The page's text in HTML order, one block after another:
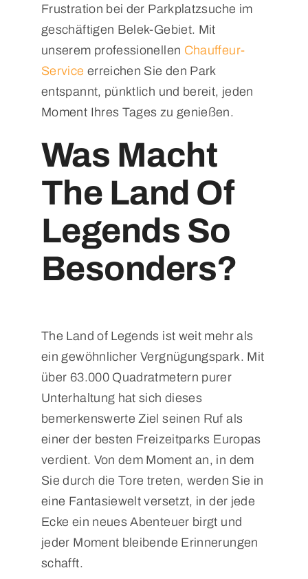
Frustration bei der Parkplatzsuche im
geschäftigen Belek-Gebiet. Mit
unserem professionellen Chauffeur-
Service erreichen Sie den Park
entspannt, pünktlich und bereit, jeden
Moment Ihres Tages zu genießen.
Was Macht
The Land Of
Legends So
Besonders?
The Land of Legends ist weit mehr als
ein gewöhnlicher Vergnügungspark. Mit
über 63.000 Quadratmetern purer
Unterhaltung hat sich dieses
bemerkenswerte Ziel seinen Ruf als
einer der besten Freizeitparks Europas
verdient. Von dem Moment an, in dem
Sie durch die Tore treten, werden Sie in
eine Fantasiewelt versetzt, in der jede
Ecke ein neues Abenteuer birgt und
jeder Moment bleibende Erinnerungen
schafft.